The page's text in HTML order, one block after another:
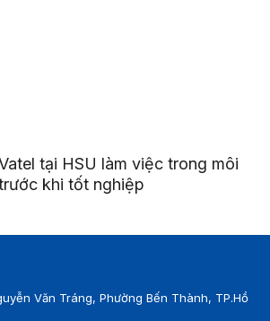
tại HSU làm việc trong môi
khi tốt nghiệp
Văn Tráng, Phường Bến Thành, TP.Hồ